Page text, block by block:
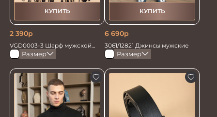
КУПИТЬ
2 390р
VGD0003-3 Шарф мужской
30*178
КУПИТЬ
6 690р
3061/12821 Джинсы мужские
Размер Размер